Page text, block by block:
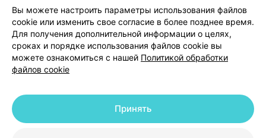
Способы оплаты
Вакансии
Партнеры
Написать руководителю 103.by
Написать в поддержку
Персональные настройки Cookie
© 2026 ООО «Артокс Лаб», УНП 191700409 | 220012, Республика Беларусь,
Вы можете настроить параметры использования файлов
cookie или изменить свое согласие в более позднее время.
Для получения дополнительной информации о целях,
сроках и порядке использования файлов cookie вы
можете ознакомиться с нашей Политикой обработки
файлов cookie
Принять